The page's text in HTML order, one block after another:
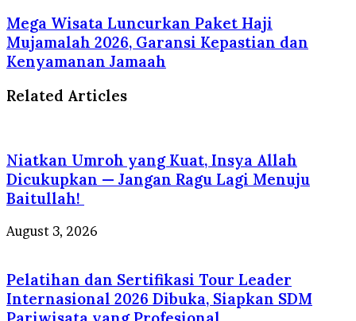
Mega Wisata Luncurkan Paket Haji
Mujamalah 2026, Garansi Kepastian dan
Kenyamanan Jamaah
Related Articles
Niatkan Umroh yang Kuat, Insya Allah
Dicukupkan — Jangan Ragu Lagi Menuju
Baitullah!
August 3, 2026
Pelatihan dan Sertifikasi Tour Leader
Internasional 2026 Dibuka, Siapkan SDM